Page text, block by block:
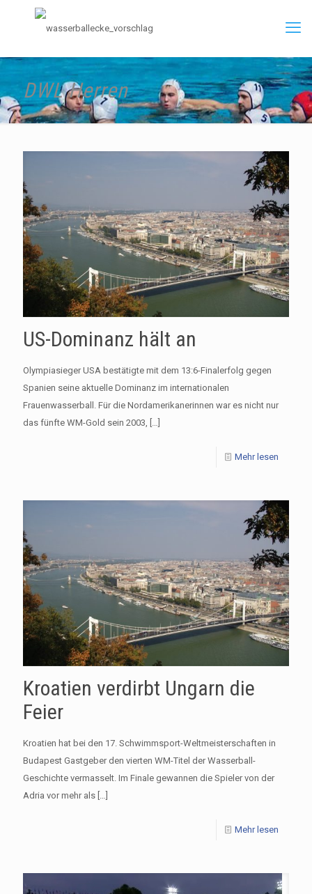
DWL Herren
US-Dominanz hält an
Olympiasieger USA bestätigte mit dem 13:6-Finalerfolg gegen
Spanien seine aktuelle Dominanz im internationalen
Frauenwasserball. Für die Nordamerikanerinnen war es nicht nur
das fünfte WM-Gold sein 2003, […]
Mehr lesen
Kroatien verdirbt Ungarn die
Feier
Kroatien hat bei den 17. Schwimmsport-Weltmeisterschaften in
Budapest Gastgeber den vierten WM-Titel der Wasserball-
Geschichte vermasselt. Im Finale gewannen die Spieler von der
Adria vor mehr als […]
Mehr lesen